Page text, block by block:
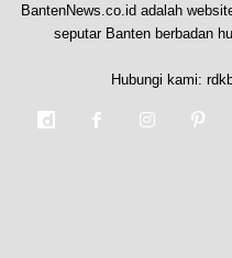
BantenNews.co.id adalah
seputar Banten berbadan
Hubungi kami: